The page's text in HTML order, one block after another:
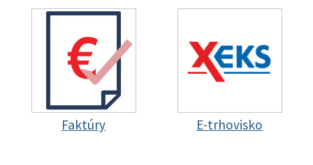
Faktúry E-trhovisko